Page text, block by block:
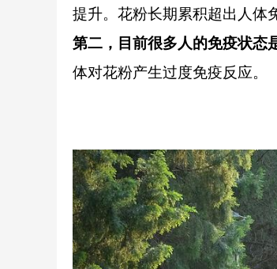
提升。花粉长期累积超出人体
第二，目前很多人的免疫状态
体对花粉产生过度免疫反应。